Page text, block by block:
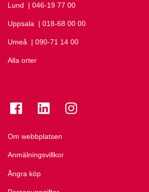
Lund Ring Lund på
| 046-19 77 00
Uppsala Ring Uppsala på
| 018-68 00 00
Umeå Ring Umeå på
| 090-71 14 00
Alla orter
Om webbplatsen
Anmälningsvillkor
Ångra köp
Se folkuniversitetet på Facebook
Se folkuniversitetet på LinkedIn